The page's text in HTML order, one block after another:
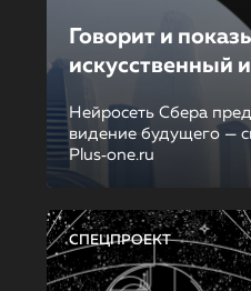
Говорит и
искусственный
Нейросеть Сбера
видение будущего —
Plus‑one.ru
СПЕЦПРОЕКТ